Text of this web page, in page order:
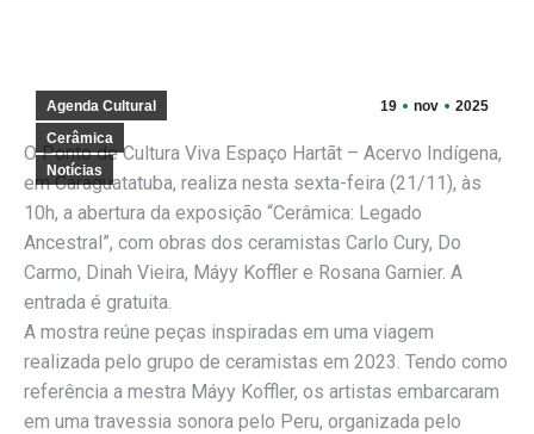
19 nov 2025
Agenda Cultural
Cerâmica
Notícias
O Ponto de Cultura Viva Espaço Hartãt – Acervo Indígena,
em Caraguatatuba, realiza nesta sexta-feira (21/11), às
10h, a abertura da exposição “Cerâmica: Legado
Ancestral”, com obras dos ceramistas Carlo Cury, Do
Carmo, Dinah Vieira, Máyy Koffler e Rosana Garnier. A
entrada é gratuita.
A mostra reúne peças inspiradas em uma viagem
realizada pelo grupo de ceramistas em 2023. Tendo como
referência a mestra Máyy Koffler, os artistas embarcaram
em uma travessia sonora pelo Peru, organizada pelo